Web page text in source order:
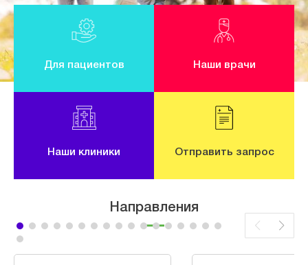
Для пациентов Наши врачи
Наши клиники Отправить запрос
Направления